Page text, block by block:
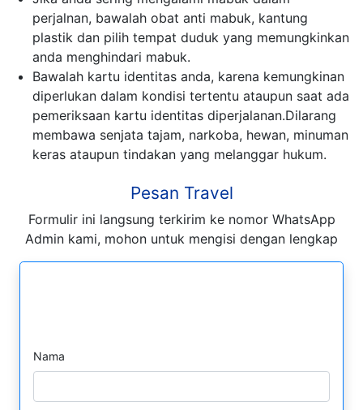
perjalnan, bawalah obat anti mabuk, kantung
plastik dan pilih tempat duduk yang memungkinkan
anda menghindari mabuk.
Bawalah kartu identitas anda, karena kemungkinan
diperlukan dalam kondisi tertentu ataupun saat ada
pemeriksaan kartu identitas diperjalanan.Dilarang
membawa senjata tajam, narkoba, hewan, minuman
keras ataupun tindakan yang melanggar hukum.
Pesan Travel
Formulir ini langsung terkirim ke nomor WhatsApp
Admin kami, mohon untuk mengisi dengan lengkap
Nama